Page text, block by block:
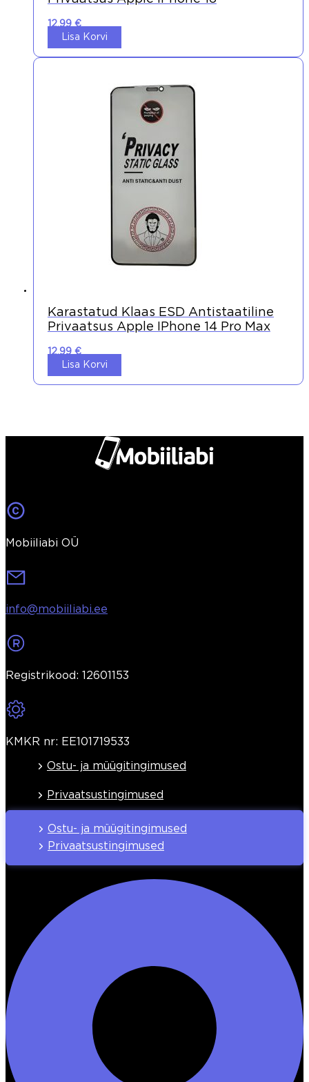
12,99 €
Lisa Korvi
Karastatud Klaas ESD Antistaatiline
Privaatsus Apple IPhone 14 Pro Max
12,99 €
Lisa Korvi
Mobiiliabi OÜ
info@mobiiliabi.ee
Registrikood: 12601153
KMKR nr: EE101719533
Ostu- ja müügitingimused
Privaatsustingimused
Ostu- ja müügitingimused
Privaatsustingimused